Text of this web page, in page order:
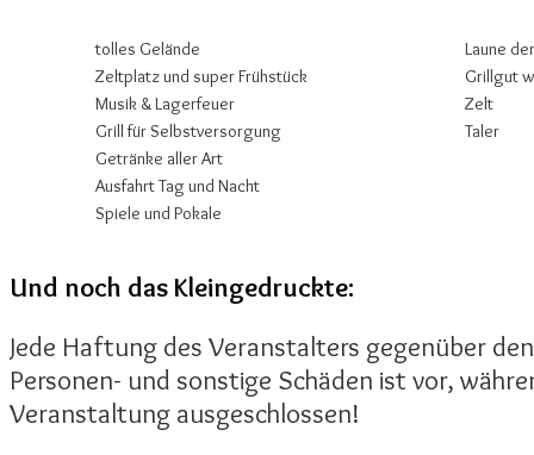
tolles Gelände
Zeltplatz und super Frühstück
Musik & Lagerfeuer
Grill für Selbstversorgung
Getränke aller Art
Ausfahrt Tag und Nacht
Spiele und Pokale
Laune
Grillgut
Zelt
Taler
Und noch das Kleingedruckte:
Jede Haftung des Veranstalters gegenüber
Personen- und sonstige Schäden ist vor,
Veranstaltung ausgeschlossen!